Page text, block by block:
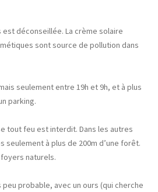
est déconseillée. La crème solaire
sont source de pollution dans
seulement entre 19h et 9h, et à plus
parking.
tout feu est interdit. Dans les autres
seulement à plus de 200m d’une forêt.
naturels.
probable, avec un ours (qui cherche